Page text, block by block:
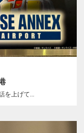
を上げて...